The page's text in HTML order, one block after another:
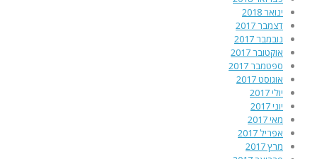
ינואר 2018
דצמבר 2017
נובמבר 2017
אוקטובר 2017
ספטמבר 2017
אוגוסט 2017
יולי 2017
יוני 2017
מאי 2017
אפריל 2017
מרץ 2017